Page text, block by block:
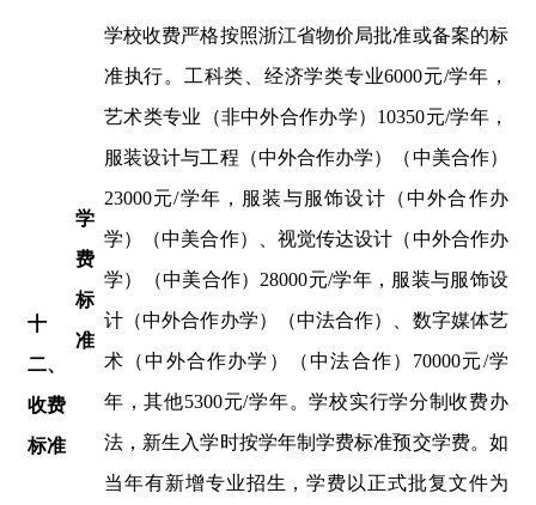
十
二、
收费
标准
学
费
标
准
学校收费严格按照浙江省物价局批准或备案的标
准执行。工科类、经济学类专业6000元/学年，
艺术类专业（非中外合作办学）10350元/学年，
服装设计与工程（中外合作办学）（中美合作）
23000元/学年，服装与服饰设计（中外合作办
学）（中美合作）、视觉传达设计（中外合作办
学）（中美合作）28000元/学年，服装与服饰设
计（中外合作办学）（中法合作）、数字媒体艺
术（中外合作办学）（中法合作）70000元/学
年，其他5300元/学年。学校实行学分制收费办
法，新生入学时按学年制学费标准预交学费。 如
当年有新增专业招生，学费以正式批复文件为